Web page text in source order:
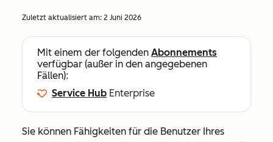
Zuletzt aktualisiert am: 2 Juni 2026
Mit einem der folgenden Abonnements
verfügbar (außer in den angegebenen
Fällen):
Service Hub Enterprise
Sie können Fähigkeiten für die Benutzer Ihres